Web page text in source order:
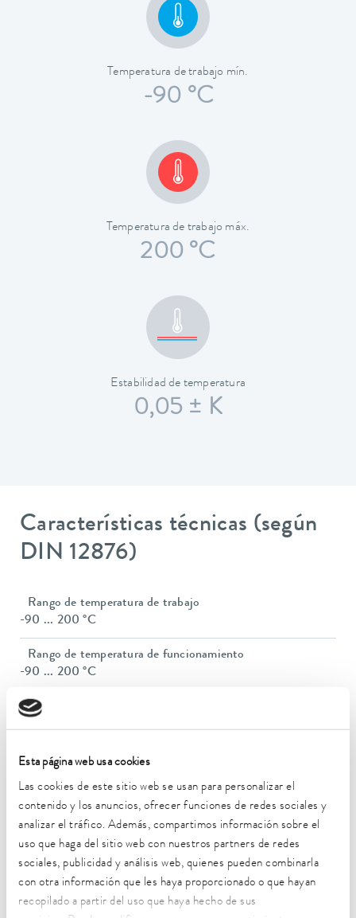
Esta página web usa cookies
Las cookies de este sitio web se usan para personalizar el
contenido y los anuncios, ofrecer funciones de redes sociales y
analizar el tráfico. Además, compartimos información sobre el
uso que haga del sitio web con nuestros partners de redes
sociales, publicidad y análisis web, quienes pueden combinarla
con otra información que les haya proporcionado o que hayan
recopilado a partir del uso que haya hecho de sus
Temperatura de trabajo mín.
-90 °C
Temperatura de trabajo máx.
200 °C
Estabilidad de temperatura
0,05 ± K
Características técnicas (según
DIN 12876)
Rango de temperatura de trabajo
-90 ... 200 °C
Rango de temperatura de funcionamiento
-90 ... 200 °C
Temperatura ambiente
Estabilidad de temperatura
Potencia calorífica máx.
2,5 kW
Consumo eléctrico máx.
3,7 kW
Consumo de corriente